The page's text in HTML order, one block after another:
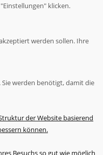
klicken.
werden sollen. Ihre
werden benötigt, damit die
der Website basierend
können.
Besuchs so gut wie möglich